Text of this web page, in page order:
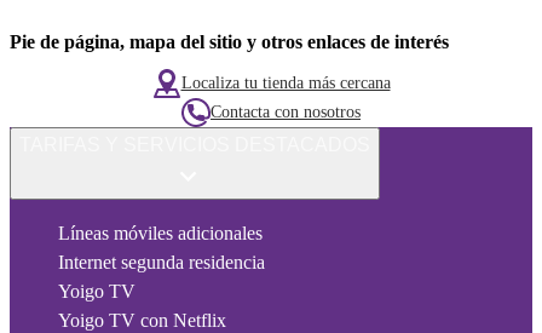
Pie de página, mapa del sitio y otros enlaces de interés
Localiza tu tienda más cercana
Contacta con nosotros
Líneas móviles adicionales
Internet segunda residencia
Yoigo TV
Yoigo TV con Netflix